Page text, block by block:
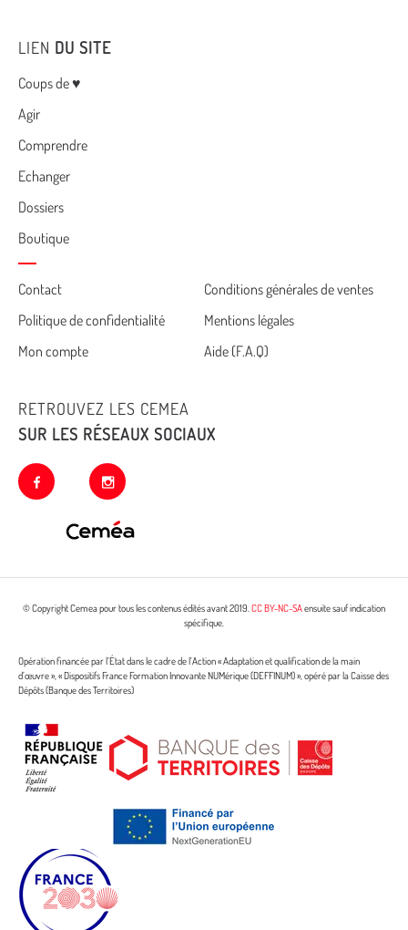
LIEN DU SITE
Menu
Coups de ♥
Agir
Comprendre
Echanger
Dossiers
Boutique
Cemea
footer
Contact
Conditions générales de ventes
Politique de confidentialité
Mentions légales
Mon compte
Aide (F.A.Q)
RETROUVEZ LES CEMEA
SUR LES RÉSEAUX SOCIAUX
facebook instagram
© Copyright Cemea pour tous les contenus édités avant 2019.CC BY-NC-SAensuite sauf indication
spécifique.
Opération financée par l’État dans le cadre de l’Action « Adaptation et qualification de la main
d’œuvre », « Dispositifs France Formation Innovante NUMérique (DEFFINUM) », opéré par la Caisse des
Dépôts (Banque des Territoires)